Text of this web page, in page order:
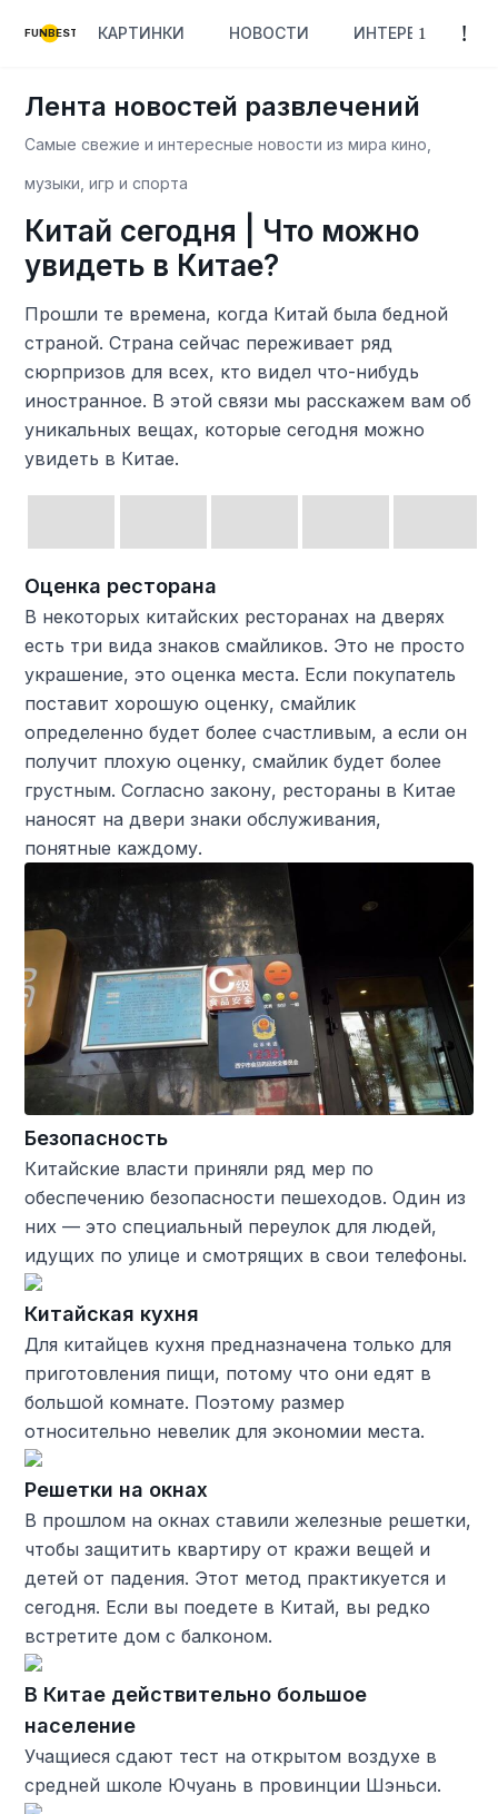
FUNBEST КАРТИНКИ НОВОСТИ ИНТЕРЕСНОЕ
Лента новостей развлечений
Самые свежие и интересные новости из мира кино,
музыки, игр и спорта
Китай сегодня | Что можно
увидеть в Китае?
Прошли те времена, когда Китай была бедной
страной. Страна сейчас переживает ряд
сюрпризов для всех, кто видел что-нибудь
иностранное. В этой связи мы расскажем вам об
уникальных вещах, которые сегодня можно
увидеть в Китае.
Оценка ресторана
В некоторых китайских ресторанах на дверях
есть три вида знаков смайликов. Это не просто
украшение, это оценка места. Если покупатель
поставит хорошую оценку, смайлик
определенно будет более счастливым, а если он
получит плохую оценку, смайлик будет более
грустным. Согласно закону, рестораны в Китае
наносят на двери знаки обслуживания,
понятные каждому.
Безопасность
Китайские власти приняли ряд мер по
обеспечению безопасности пешеходов. Один из
них — это специальный переулок для людей,
идущих по улице и смотрящих в свои телефоны.
Китайская кухня
Для китайцев кухня предназначена только для
приготовления пищи, потому что они едят в
большой комнате. Поэтому размер
относительно невелик для экономии места.
Решетки на окнах
В прошлом на окнах ставили железные решетки,
чтобы защитить квартиру от кражи вещей и
детей от падения. Этот метод практикуется и
сегодня. Если вы поедете в Китай, вы редко
встретите дом с балконом.
В Китае действительно большое
население
Учащиеся сдают тест на открытом воздухе в
средней школе Ючуань в провинции Шэньси.